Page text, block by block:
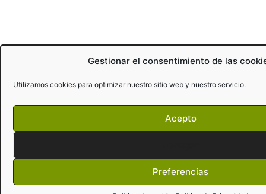
Gestionar el consentimiento de las
Utilizamos cookies para optimizar nuestro sitio web y nuestro servicio.
Acepto
Preferencias